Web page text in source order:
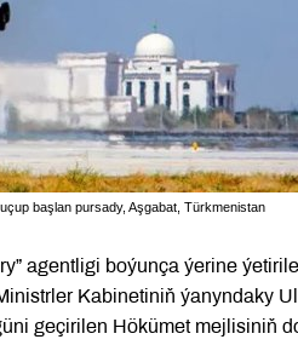
başlan pursady, Aşgabat, Türkmenistan
agentligi boýunça ýerine
Kabinetiniň ýanyndaky
geçirilen Hökümet mejlisiniň